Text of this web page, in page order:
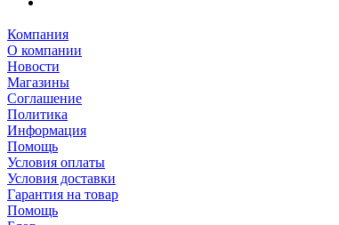
Компания
О компании
Новости
Магазины
Соглашение
Политика
Информация
Помощь
Условия оплаты
Условия доставки
Гарантия на товар
Помощь